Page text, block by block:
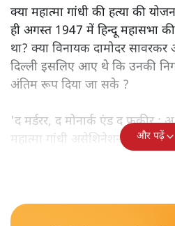
क्या महात्मा गांधी की हत्या की
ही अगस्त 1947 में हिन्दू महासभा
था? क्या विनायक दामोदर
दिल्ली इसलिए आए थे कि उनकी
अंतिम रूप दिया जा सके ?
'द मर्डरर, द मोनार्क एंड द फ़कीर
महात्मा गांधी असेशिनेशन' नामक
और पढ़ें